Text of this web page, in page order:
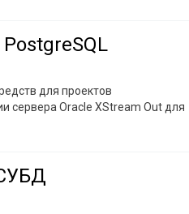
для проектов
сервера Oracle XStream Out для